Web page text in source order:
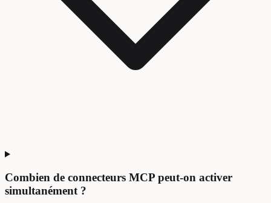
Combien de connecteurs MCP peut-on activer
simultanément ?